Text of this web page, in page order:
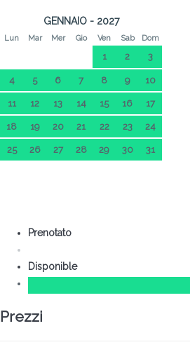
GENNAIO - 2027
Lun Mar Mer Gio Ven Sab Dom
1 2 3
4 5 6 7 8 9 10
11 12 13 14 15 16 17
18 19 20 21 22 23 24
25 26 27 28 29 30 31
Prenotato
Disponible
Prezzi